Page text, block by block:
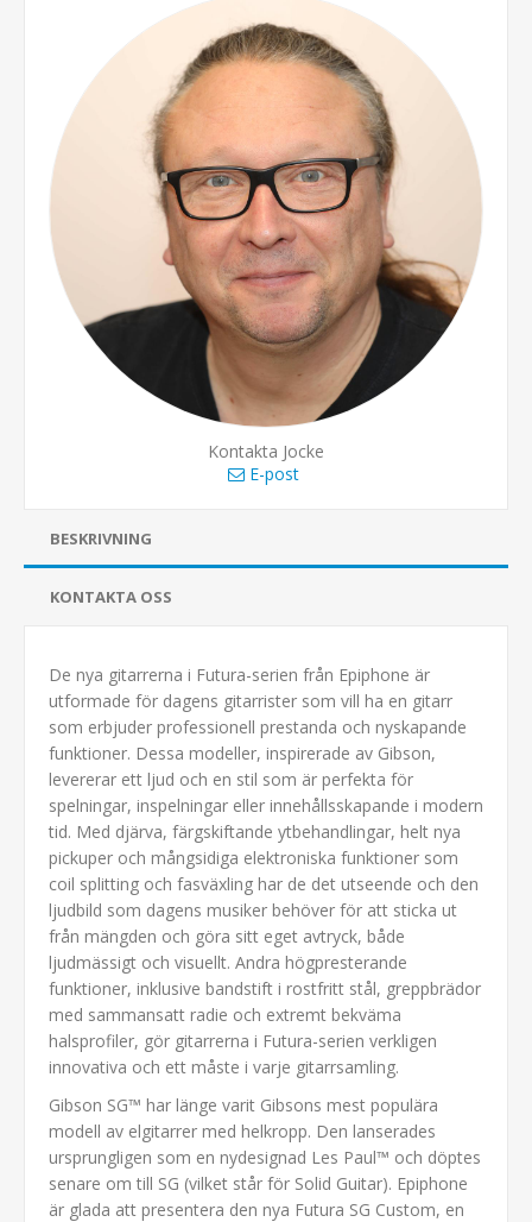
Kontakta Jocke
E-post
BESKRIVNING
KONTAKTA OSS
De nya gitarrerna i Futura-serien från Epiphone är
utformade för dagens gitarrister som vill ha en gitarr
som erbjuder professionell prestanda och nyskapande
funktioner. Dessa modeller, inspirerade av Gibson,
levererar ett ljud och en stil som är perfekta för
spelningar, inspelningar eller innehållsskapande i modern
tid. Med djärva, färgskiftande ytbehandlingar, helt nya
pickuper och mångsidiga elektroniska funktioner som
coil splitting och fasväxling har de det utseende och den
ljudbild som dagens musiker behöver för att sticka ut
från mängden och göra sitt eget avtryck, både
ljudmässigt och visuellt. Andra högpresterande
funktioner, inklusive bandstift i rostfritt stål, greppbrädor
med sammansatt radie och extremt bekväma
halsprofiler, gör gitarrerna i Futura-serien verkligen
innovativa och ett måste i varje gitarrsamling.
Gibson SG™ har länge varit Gibsons mest populära
modell av elgitarrer med helkropp. Den lanserades
ursprungligen som en nydesignad Les Paul™ och döptes
senare om till SG (vilket står för Solid Guitar). Epiphone
är glada att presentera den nya Futura SG Custom, en